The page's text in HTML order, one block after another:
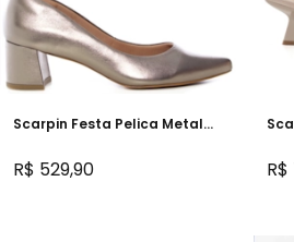
Scarpin Festa Pelica Metal
NF45089
R$ 529,90